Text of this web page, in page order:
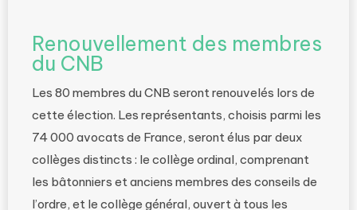
Renouvellement des membres
du CNB
Les 80 membres du CNB seront renouvelés lors de
cette élection. Les représentants, choisis parmi les
74 000 avocats de France, seront élus par deux
collèges distincts : le collège ordinal, comprenant
les bâtonniers et anciens membres des conseils de
l’ordre, et le collège général, ouvert à tous les